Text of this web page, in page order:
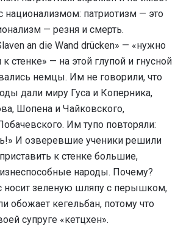
национализмом: патриотизм — это
— резня и смерть.
an die Wand drücken» — «нужно
стенке» — на этой глупой и гнусной
немцы. Им не говорили, что
дали миру Гуса и Коперника,
Шопена и Чайковского,
Им тупо повторяли:
И озверевшие ученики решили
к стенке большие,
народы. Почему?
носит зеленую шляпу с перышком,
обожает кегельбан, потому что
супруге «кетцхен».